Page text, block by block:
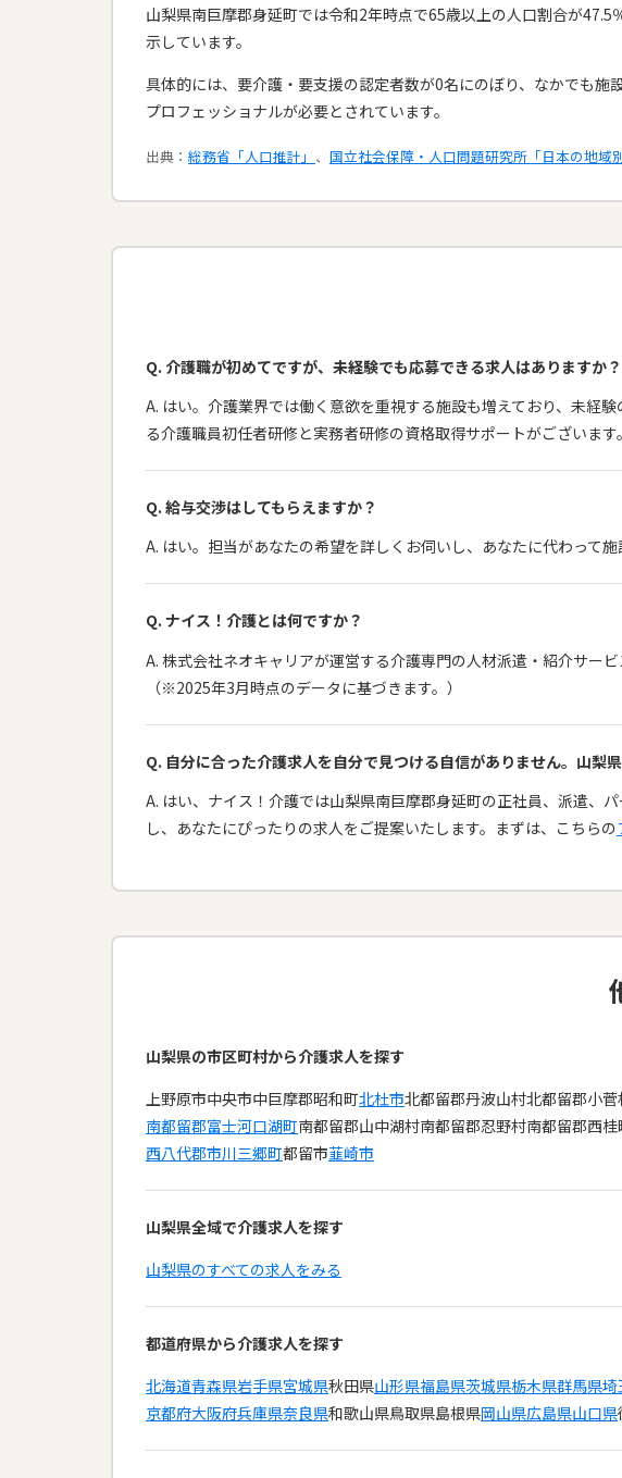
山梨県南巨摩郡身延町では令和2年時点で65歳以上の人口割合が
示しています。
具体的には、要介護・要支援の認定者数が0名にのぼり、なかでも
プロフェッショナルが必要とされています。​
出典： 総務省「人口推計」 、 国立社会保障・人口問題研究所「日本の地域
Q. 介護職が初めてですが、未経験でも応募できる求人はありますか？
A. はい。介護業界では働く意欲を重視する施設も増えており、未経
る介護職員初任者研修と実務者研修の資格取得サポートがございま
Q. 給与交渉はしてもらえますか？
A. はい。担当があなたの希望を詳しくお伺いし、あなたに代わって施
Q. ナイス！介護とは何ですか？
A. 株式会社ネオキャリアが運営する介護専門の人材派遣・紹介サー
（※2025年3月時点のデータに基づきます。）
Q. 自分に合った介護求人を自分で見つける自信がありません。山梨
A. はい、ナイス！介護では山梨県南巨摩郡身延町の正社員、派遣、
し、あなたにぴったりの求人をご提案いたします。まずは、こちらの
山梨県の市区町村から介護求人を探す
上野原市中央市中巨摩郡昭和町北杜市北都留郡丹波山村北都留郡小菅
南都留郡富士河口湖町南都留郡山中湖村南都留郡忍野村南都留郡西桂
西八代郡市川三郷町都留市韮崎市
山梨県全域で介護求人を探す
山梨県のすべての求人をみる
都道府県から介護求人を探す
北海道青森県岩手県宮城県秋田県山形県福島県茨城県栃木県群馬県埼
京都府大阪府兵庫県奈良県和歌山県鳥取県島根県岡山県広島県山口県